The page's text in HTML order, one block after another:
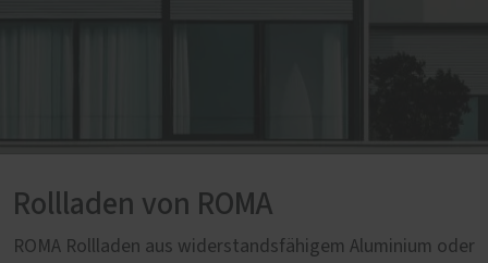
Rollladen von ROMA
ROMA Rollladen aus widerstandsfähigem Aluminium oder